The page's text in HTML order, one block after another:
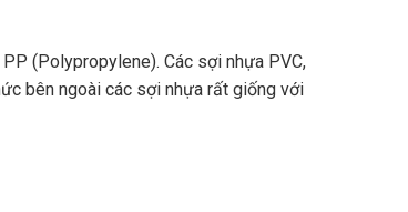
(Polypropylene). Các sợi nhựa PVC,
bên ngoài các sợi nhựa rất giống với